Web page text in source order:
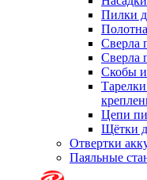
Пилки
Сверла
Сверла
Скобы и
Цепи
Щётки
Отвертки
Паяльные